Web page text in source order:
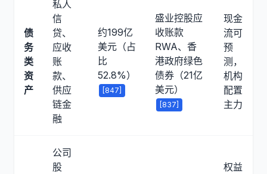
债
务
类
资
产
私人
信
贷、
应收
账
款、
供应
链金
融
约199亿
美元（占
比
52.8%）
[847]
盛业控股应
收账款
RWA、香
港政府绿色
债券（21亿
美元）
[837]
现金
流可
预
测，
机构
配置
主力
公司
股
权益